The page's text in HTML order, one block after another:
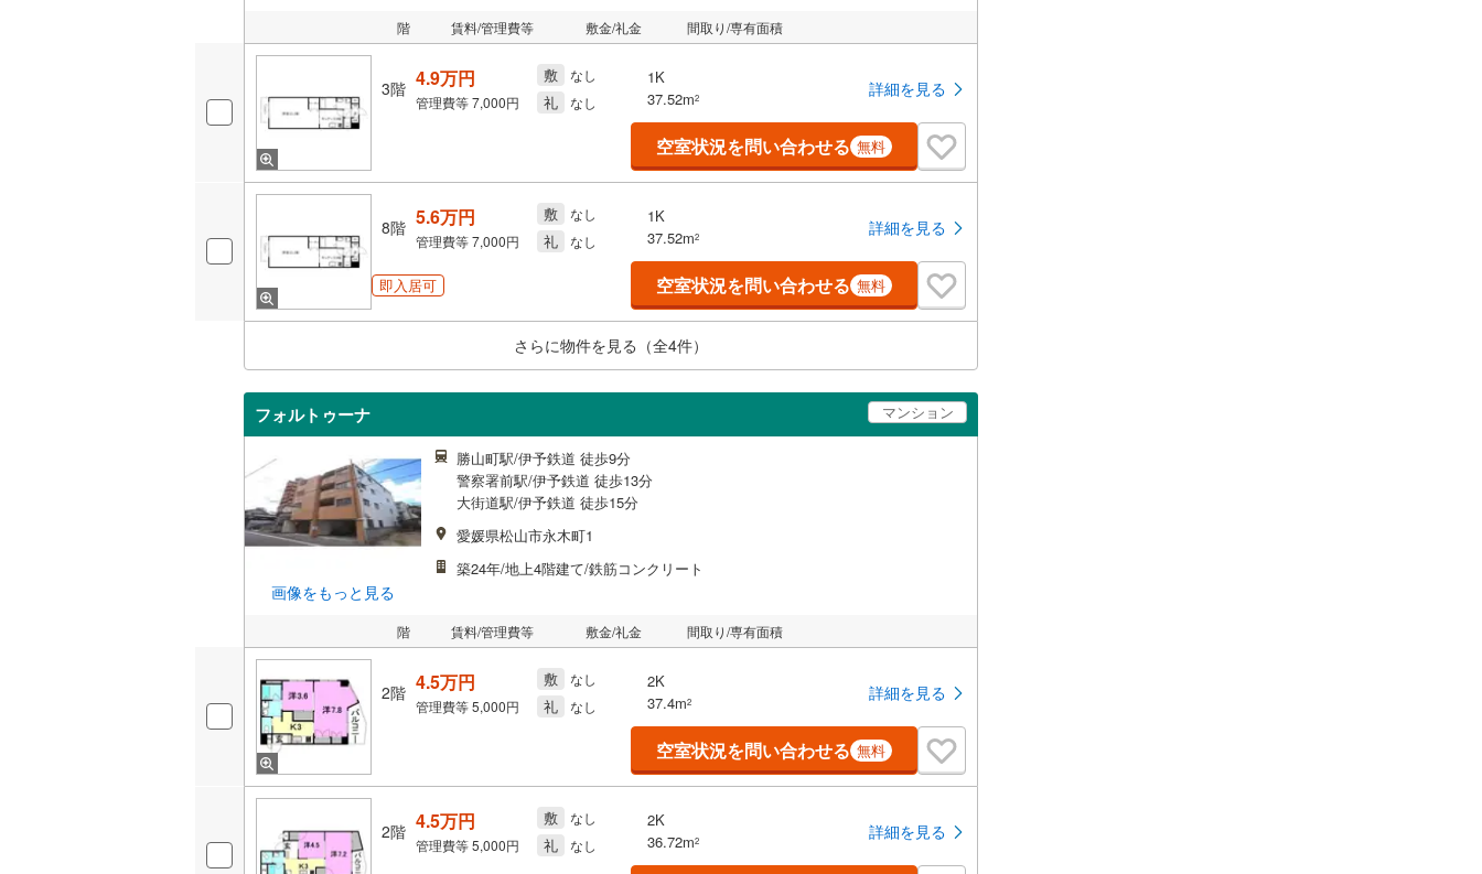
階 賃料/管理費等 敷金/礼金 間取り/専有面積
3階 4.9万円
管理費等7,000円
敷 なし
礼 なし
1K
37.52m2 詳細を見る
空室状況を問い合わせる 無料
8階 5.6万円
管理費等7,000円
敷 なし
礼 なし
1K
37.52m2 詳細を見る
即入居可 空室状況を問い合わせる 無料
さらに物件を見る（全4件）
フォルトゥーナ マンション
画像をもっと見る
勝山町駅/伊予鉄道 徒歩9分
警察署前駅/伊予鉄道 徒歩13分
大街道駅/伊予鉄道 徒歩15分
愛媛県松山市永木町1
築24年/地上4階建て/鉄筋コンクリート
階 賃料/管理費等 敷金/礼金 間取り/専有面積
2階 4.5万円
管理費等5,000円
敷 なし
礼 なし
2K
37.4m2 詳細を見る
空室状況を問い合わせる 無料
2階 4.5万円
管理費等5,000円
敷 なし
礼 なし
2K
36.72m2 詳細を見る